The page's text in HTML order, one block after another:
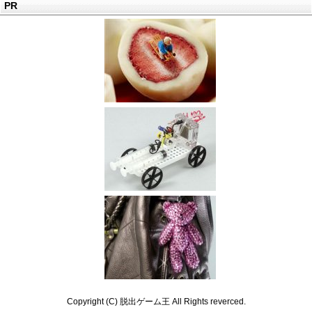
PR
Copyright (C) 脱出ゲーム王 All Rights reverced.